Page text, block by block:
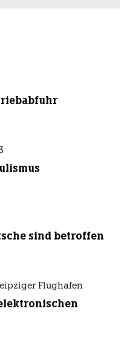
sind betroffen
Flughafen